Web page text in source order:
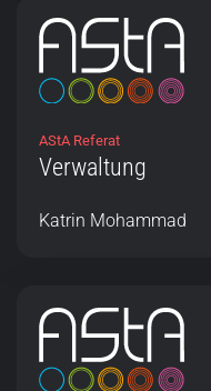
AStA Referat
Verwaltung
Katrin Mohammad